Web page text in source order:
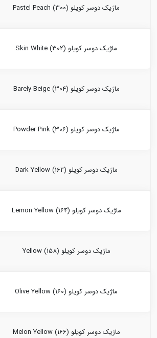
ماژیک دوسر کویلو Pastel Peach (300)
ماژیک دوسر کویلو Skin White (302)
ماژیک دوسر کویلو Barely Beige (304)
ماژیک دوسر کویلو Powder Pink (306)
ماژیک دوسر کویلو Dark Yellow (162)
ماژیک دوسر کویلو Lemon Yellow (164)
ماژیک دوسر کویلو Yellow (158)
ماژیک دوسر کویلو Olive Yellow (160)
ماژیک دوسر کویلو Melon Yellow (166)